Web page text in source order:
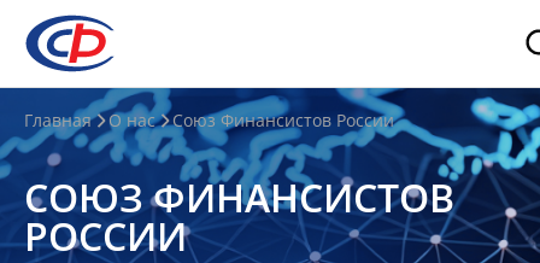
О
нас
О
СФР
Главная О нас Союз Финансистов России
СОЮЗ ФИНАНСИСТОВ
РОССИИ